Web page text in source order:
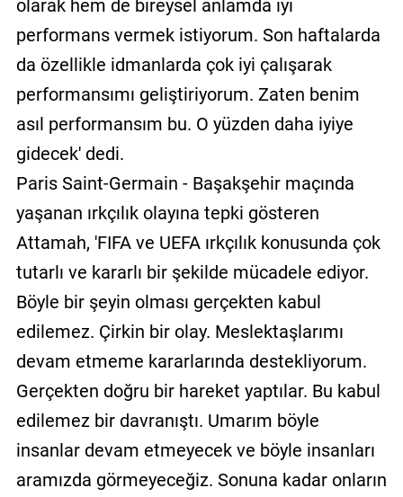
olarak hem de bireysel anlamda iyi
performans vermek istiyorum. Son haftalarda
da özellikle idmanlarda çok iyi çalışarak
performansımı geliştiriyorum. Zaten benim
asıl performansım bu. O yüzden daha iyiye
gidecek' dedi.
Paris Saint-Germain - Başakşehir maçında
yaşanan ırkçılık olayına tepki gösteren
Attamah, 'FIFA ve UEFA ırkçılık konusunda çok
tutarlı ve kararlı bir şekilde mücadele ediyor.
Böyle bir şeyin olması gerçekten kabul
edilemez. Çirkin bir olay. Meslektaşlarımı
devam etmeme kararlarında destekliyorum.
Gerçekten doğru bir hareket yaptılar. Bu kabul
edilemez bir davranıştı. Umarım böyle
insanlar devam etmeyecek ve böyle insanları
aramızda görmeyeceğiz. Sonuna kadar onların